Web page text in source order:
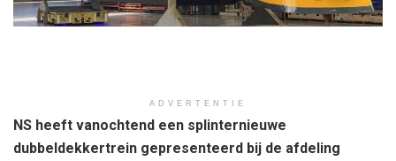
ADVERTENTIE
NS heeft vanochtend een splinternieuwe
dubbeldekkertrein gepresenteerd bij de afdeling